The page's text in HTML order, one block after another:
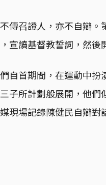
傳召證人，亦不自辯
宣讀基督教誓詞，然後
自首期間，在運動中扮
子所計劃般展開，他們
現場記錄陳健民自辯對